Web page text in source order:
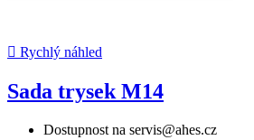
 Rychlý náhled
Sada trysek M14
Dostupnost na servis@ahes.cz